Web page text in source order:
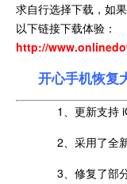
求自行选择下载，如
以下链接下载体验：
http://
开心手机恢复
1、更新支持
2、采用了全
3、修复了部